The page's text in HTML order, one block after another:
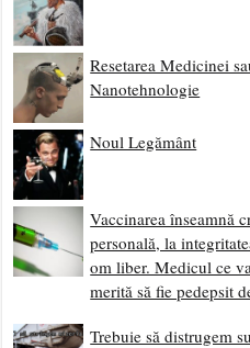
Resetarea Medicinei
Nanotehnologie
Noul Legământ
Vaccinarea înseamnă
personală, la
om liber. Medicul ce
merită să fie pedepsit
Trebuie să distrugem